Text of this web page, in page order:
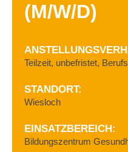
(M/W/D)
Teilzeit, unbefristet,
STANDORT:
Wiesloch
EINSATZBEREICH:
Bildungszentrum